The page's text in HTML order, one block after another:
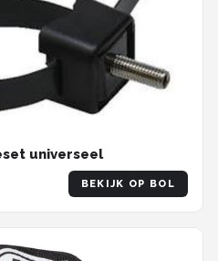
universeel
BEKIJK OP BOL